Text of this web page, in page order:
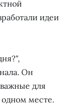
идеи
Он
для
месте.